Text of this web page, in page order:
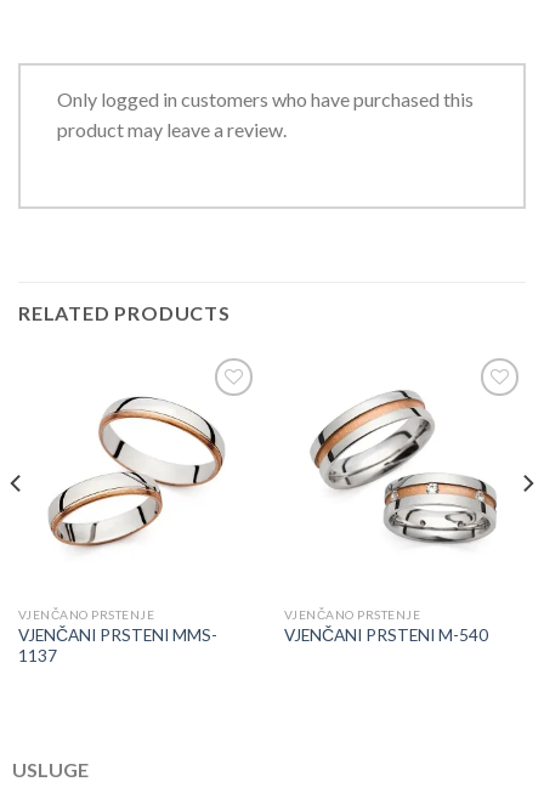
Only logged in customers who have purchased this
product may leave a review.
RELATED PRODUCTS
Add to
Wishlist
VJENČANO PRSTENJE
VJENČANI PRSTENI MMS-
1137
VJENČANO PRSTENJE
VJENČANI PRSTENI M-540
USLUGE